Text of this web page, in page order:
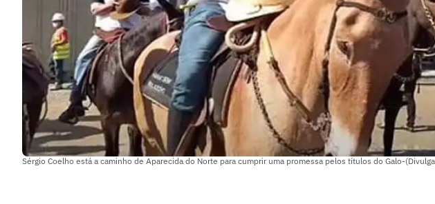
Sérgio Coelho está a caminho de Aparecida do Norte para cumprir uma promessa pelos títulos do Galo-